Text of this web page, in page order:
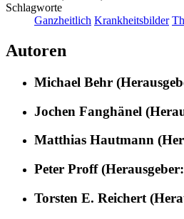
Schlagworte
Ganzheitlich Krankheitsbilder
Autoren
Michael Behr
Jochen Fanghänel
Matthias Hautmann
Peter Proff
Torsten E. Reichert